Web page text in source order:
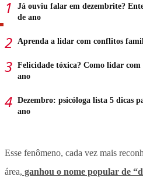
Já ouviu falar em dezembrite?
de ano
Aprenda a lidar com conflitos
Felicidade tóxica? Como lidar
ano
Dezembro: psicóloga lista 5 dicas
ano
Esse fenômeno, cada vez mais
área, ganhou o nome popular de